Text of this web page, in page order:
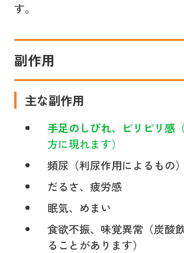
す。
副作用
主な副作用
手足のしびれ、ピリピリ感
方に現れます）
頻尿（利尿作用によるもの）
だるさ、疲労感
眠気、めまい
食欲不振、味覚異常（炭酸
ることがあります）